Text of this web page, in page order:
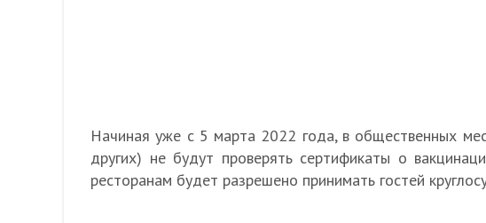
Начиная уже с 5 марта 2022 года, в общественных
других) не будут проверять сертификаты о
ресторанам будет разрешено принимать гостей